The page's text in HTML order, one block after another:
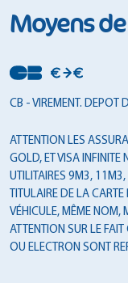
Moyens
CB - VIREMENT. DEPOT
ATTENTION LES
GOLD, ET VISA INFINITE
UTILITAIRES 9M3, 11M3,
TITULAIRE DE LA
VÉHICULE, MÊME NOM,
ATTENTION SUR LE
OU ELECTRON SONT